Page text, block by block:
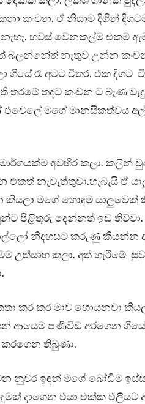
කංචන. ඒ නිසාම දිගින්
හවස් වෙනකල්ම එකම
බලන්නේත් නැතුව උන්න
ගියේ රෑ අටට විතර. එක දිගට
තදට කංචන ට බැණ
මගේ මානසිකත්වය
අවහිර කලා. කලින්
නැවැත්තුවා.හැබැයි ඒ
මගේ හොඳම යාලුවෙක්
පිළිතුරු දෙන්නත් ඉඩ තිව්වා.
නිදහසට කරුණු කියන්න
උත්සාහ කලා. අත් හැරීමේ
කර කර මාව හොයනවා
ආයෙම පණිවිඩ අරගෙන ගියේ
කරගෙන තිබුණා.
නුවර ඉඳන් මගේ බෝඩිම
දාගෙන එයා එක්ක එලියට